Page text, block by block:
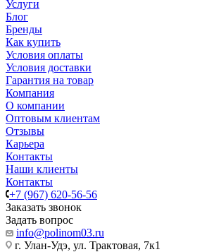
Услуги
Блог
Бренды
Как купить
Условия оплаты
Условия доставки
Гарантия на товар
Компания
О компании
Оптовым клиентам
Отзывы
Карьера
Контакты
Наши клиенты
Контакты
+7 (967) 620-56-56
Заказать звонок
Задать вопрос
info@polinom03.ru
г. Улан-Удэ, ул. Трактовая, 7к1